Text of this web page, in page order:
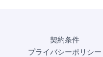
契約条件
プライバシーポリシー